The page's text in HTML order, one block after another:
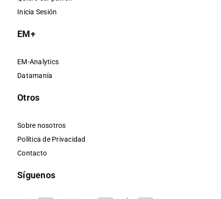
Inicia Sesión
EM+
EM-Analytics
Datamanía
Otros
Sobre nosotros
Política de Privacidad
Contacto
Síguenos